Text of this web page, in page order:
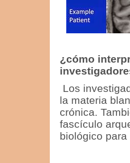
¿cómo
Los
la materia
crónica.
fascículo
biológico para